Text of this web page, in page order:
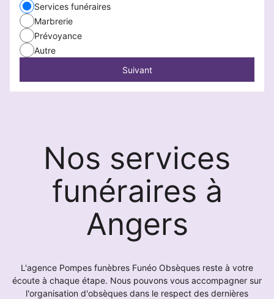
Services funéraires
Marbrerie
Prévoyance
Autre
Suivant
Nos services
funéraires à
Angers
L'agence Pompes funèbres Funéo Obsèques reste à votre
écoute à chaque étape. Nous pouvons vous accompagner sur
l'organisation d'obsèques dans le respect des dernières